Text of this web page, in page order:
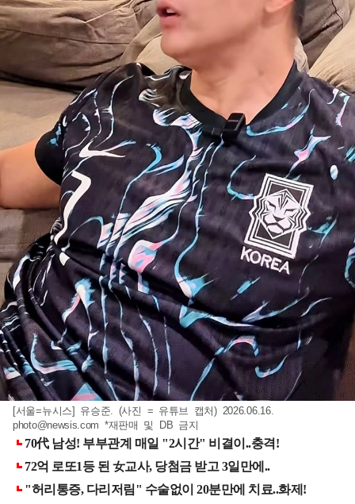
[서울=뉴시스] 유승준. (사진 = 유튜브 캡처) 2026.06.16.
photo@newsis.com *재판매 및 DB 금지